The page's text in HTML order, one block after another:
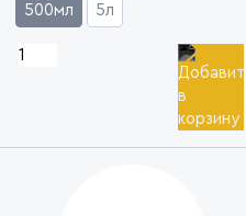
500мл 5л